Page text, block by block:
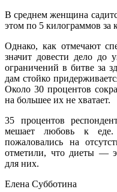
В среднем женщина
этом по 5 килограммов за
Однако, как отмечают
значит довести дело до
ограничений в битве за
дам стойко
Около 30 процентов
на большее их не хватает.
35 процентов
мешает любовь к
пожаловались на
отметили, что диеты —
для них.
Елена Субботина